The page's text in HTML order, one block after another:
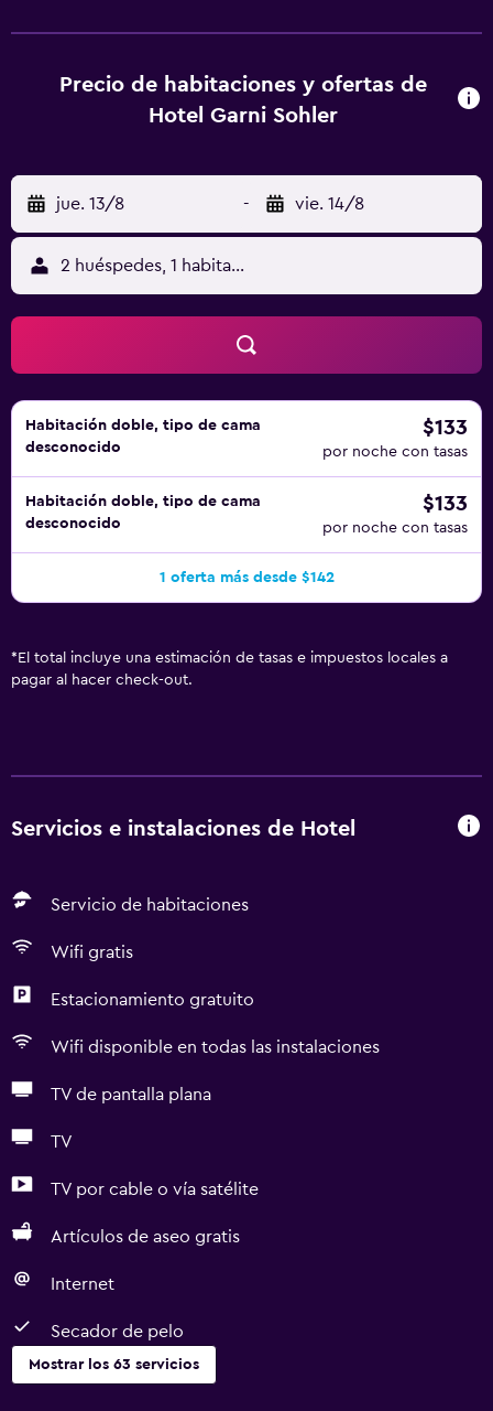
minutos a pie del Hotel Garni Sohler. A poca distancia en
coche, podrá acceder a las autopistas A2 y A10, a los lagos
Precio de habitaciones y ofertas de
Hotel Garni Sohler
jue. 13/8 - vie. 14/8
2 huéspedes, 1 habitación
Habitación doble, tipo de cama
desconocido
$133
por noche con tasas
Habitación doble, tipo de cama
desconocido
$133
por noche con tasas
1 oferta más desde $142
* El total incluye una estimación de tasas e impuestos locales a
pagar al hacer check-out.
Servicios e instalaciones de Hotel
Servicio de habitaciones
Wifi gratis
Estacionamiento gratuito
Wifi disponible en todas las instalaciones
TV de pantalla plana
TV
TV por cable o vía satélite
Artículos de aseo gratis
Internet
Secador de pelo
Mostrar los 63 servicios